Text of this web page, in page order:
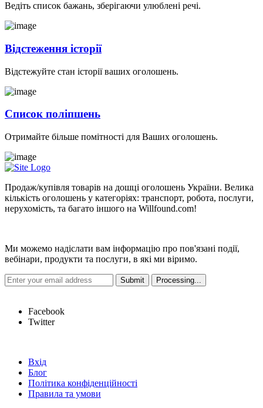
Ведіть список бажань, зберігаючи улюблені речі.
Відстеження історії
Відстежуйте стан історії ваших оголошень.
Список поліпшень
Отримайте більше помітності для Ваших оголошень.
Продаж/купівля товарів на дошці оголошень України. Велика
кількість оголошень у категоріях: транспорт, робота, послуги,
нерухомість, та багато іншого на Willfound.com!
Ми можемо надіслати вам інформацію про пов'язані події,
вебінари, продукти та послуги, в які ми віримо.
Facebook
Twitter
Вхід
Блог
Політика конфіденційності
Правила та умови